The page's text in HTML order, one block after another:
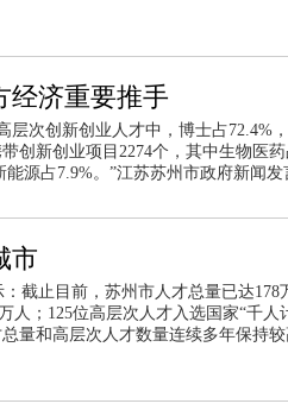
经济重要推手
次创新创业人才中，博士占72.4%
创新创业项目2274个，其中生物医
源占7.9%。”江苏苏州市政府新闻发
市
截止目前，苏州市人才总量已达178
人；125位高层次人才入选国家“千人
量和高层次人才数量连续多年保持